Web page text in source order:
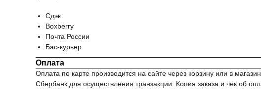
Сдэк
Boxberry
Почта России
Бас-курьер
Оплата
Оплата по карте производится на сайте через корзину или в
Сбербанк для осуществления транзакции. Копия заказа и чек об